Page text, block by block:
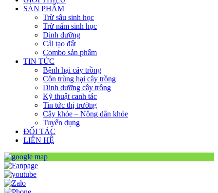
SẢN PHẨM
Trừ sâu sinh học
Trừ nấm sinh học
Dinh dưỡng
Cải tạo đất
Combo sản phẩm
TIN TỨC
Bệnh hại cây trồng
Côn trùng hại cây trồng
Dinh dưỡng cây trồng
Kỹ thuật canh tác
Tin tức thị trường
Cây khỏe – Nông dân khỏe
Tuyển dụng
ĐỐI TÁC
LIÊN HỆ